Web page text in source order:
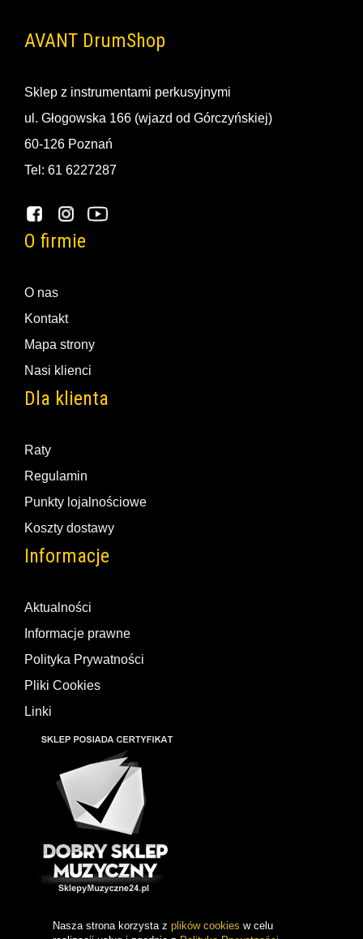
Nasza strona korzysta z plików cookies w celu
AVANT DrumShop
Sklep z instrumentami perkusyjnymi
ul. Głogowska 166 (wjazd od Górczyńskiej)
60-126 Poznań
Tel: 61 6227287
O firmie
O nas
Kontakt
Mapa strony
Nasi klienci
Dla klienta
Raty
Regulamin
Punkty lojalnościowe
Koszty dostawy
Informacje
Aktualności
Informacje prawne
Polityka Prywatności
Pliki Cookies
Linki